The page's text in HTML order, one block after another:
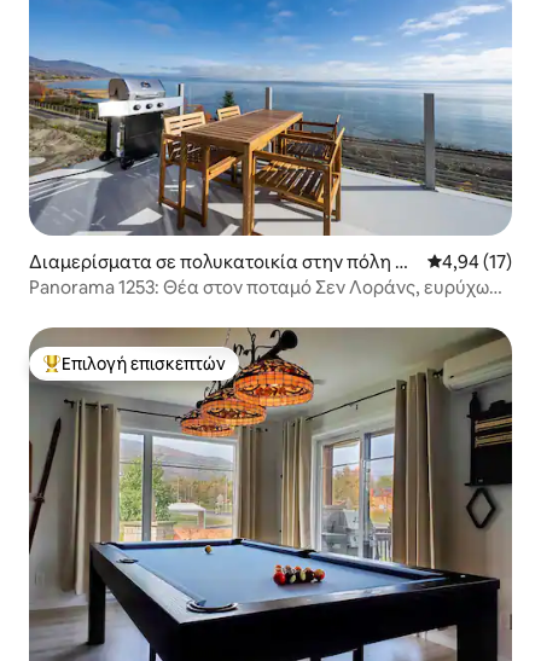
Διαμερίσματα σε πολυκατοικία στην πόλη Pe
tite-Rivière-Saint-François
Μέση
4,94 (17)
Panorama 1253: Θέα στον ποταμό Σεν Λοράνς, ευρύχωρη
Κορυφαία επιλογή επισκεπτών
Επιλογή επισκεπτών